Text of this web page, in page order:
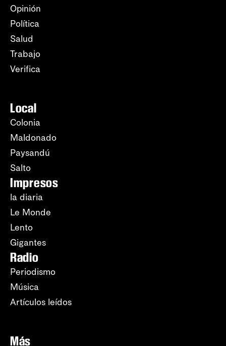
Opinión
Política
Salud
Trabajo
Verifica
Local
Colonia
Maldonado
Paysandú
Salto
Impresos
la diaria
Le Monde
Lento
Gigantes
Radio
Periodismo
Música
Artículos leídos
Más